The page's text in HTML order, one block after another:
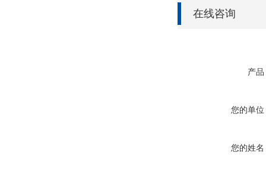
在线咨询
产品
您的单位
您的姓名